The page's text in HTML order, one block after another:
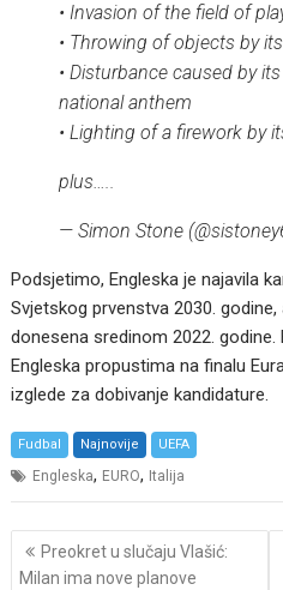
• Invasion of the field of
• Throwing of objects by
• Disturbance caused by
national anthem
• Lighting of a firework by
plus…..
— Simon Stone
Podsjetimo, Engleska je najavila
Svjetskog prvenstva 2030.
donesena sredinom 2022. godine.
Engleska propustima na finalu
izglede za dobivanje kandidature.
Fudbal Najnovije UEFA
Engleska, EURO, Italija
Post
navigation
Preokret u slučaju Vlašić:
Milan ima nove planove